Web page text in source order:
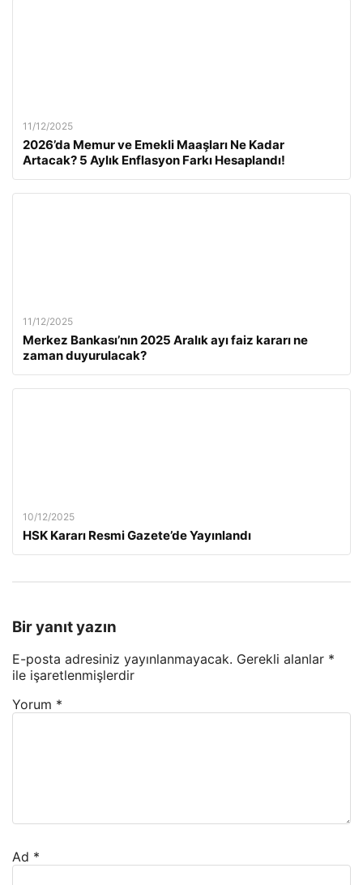
11/12/2025
2026’da Memur ve Emekli Maaşları Ne Kadar
Artacak? 5 Aylık Enflasyon Farkı Hesaplandı!
11/12/2025
Merkez Bankası’nın 2025 Aralık ayı faiz kararı ne
zaman duyurulacak?
10/12/2025
HSK Kararı Resmi Gazete’de Yayınlandı
Bir yanıt yazın
E-posta adresiniz yayınlanmayacak. Gerekli alanlar *
ile işaretlenmişlerdir
Yorum *
Ad *